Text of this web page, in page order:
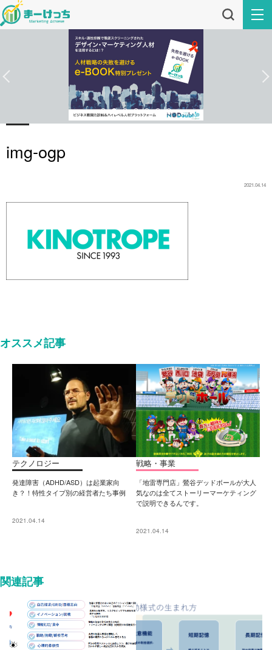
img-ogp
2021.04.14
オススメ記事
テクノロジー
発達障害（ADHD/ASD）は起業家向
き？！特性タイプ別の経営者たち事例
2021.04.14
戦略・事業
「地雷専門店」鶯谷デッドボールが大人
気なのは全てストーリーマーケティング
で説明できるんです。
2021.04.14
関連記事